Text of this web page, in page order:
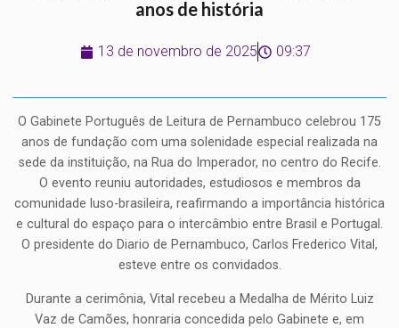
anos de história
13 de novembro de 2025 09:37
O Gabinete Português de Leitura de Pernambuco celebrou 175
anos de fundação com uma solenidade especial realizada na
sede da instituição, na Rua do Imperador, no centro do Recife.
O evento reuniu autoridades, estudiosos e membros da
comunidade luso-brasileira, reafirmando a importância histórica
e cultural do espaço para o intercâmbio entre Brasil e Portugal.
O presidente do Diario de Pernambuco, Carlos Frederico Vital,
esteve entre os convidados.
Durante a cerimônia, Vital recebeu a Medalha de Mérito Luiz
Vaz de Camões, honraria concedida pelo Gabinete e, em